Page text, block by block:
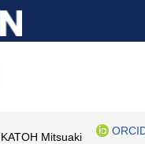
KATOH Mitsuaki